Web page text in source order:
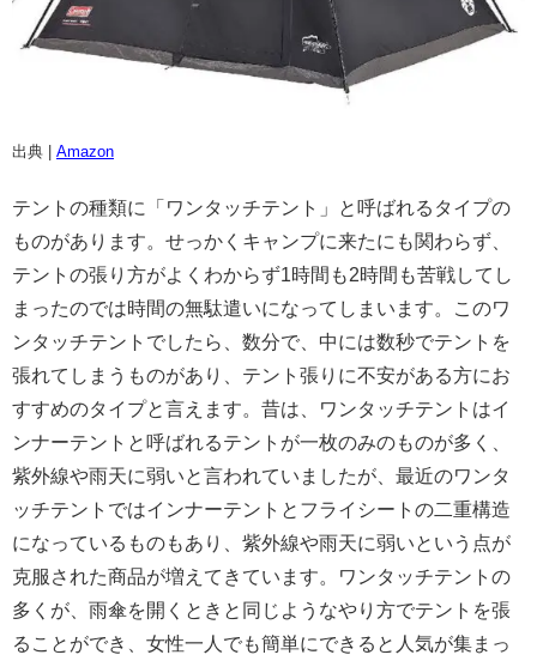
出典 | Amazon
テントの種類に「ワンタッチテント」と呼ばれるタイプの
ものがあります。せっかくキャンプに来たにも関わらず、
テントの張り方がよくわからず1時間も2時間も苦戦してし
まったのでは時間の無駄遣いになってしまいます。このワ
ンタッチテントでしたら、数分で、中には数秒でテントを
張れてしまうものがあり、テント張りに不安がある方にお
すすめのタイプと言えます。昔は、ワンタッチテントはイ
ンナーテントと呼ばれるテントが一枚のみのものが多く、
紫外線や雨天に弱いと言われていましたが、最近のワンタ
ッチテントではインナーテントとフライシートの二重構造
になっているものもあり、紫外線や雨天に弱いという点が
克服された商品が増えてきています。ワンタッチテントの
多くが、雨傘を開くときと同じようなやり方でテントを張
ることができ、女性一人でも簡単にできると人気が集まっ